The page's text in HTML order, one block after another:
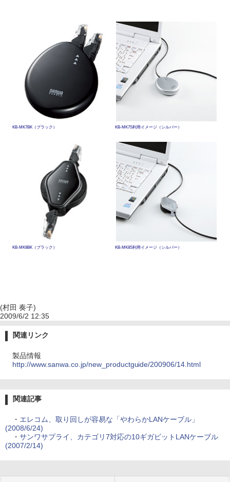
KB-MK7BK（ブラック） KB-MK7S利用イメージ（シルバー）
KB-MK8BK（ブラック） KB-MK8S利用イメージ（シルバー）
(村田 奏子)
2009/6/2 12:35
関連リンク
製品情報
http://www.sanwa.co.jp/new_productguide/200906/14.html
関連記事
・ エレコム、取り回しが容易な「やわらかLANケーブル」
(2008/6/24)
・ サンワサプライ、カテゴリ7対応の10ギガビットLANケーブル
(2007/2/14)